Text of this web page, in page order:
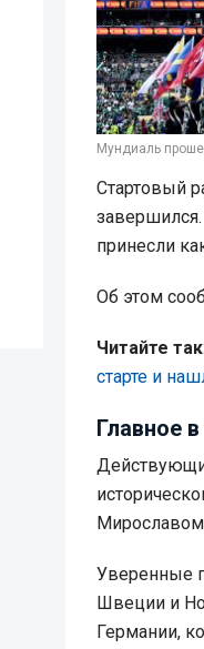
Мундиаль
Стартовый
принесли
Об этом
Читайте
старте и
Главное
Мирославом
Уверенные
Швеции и
Германии,